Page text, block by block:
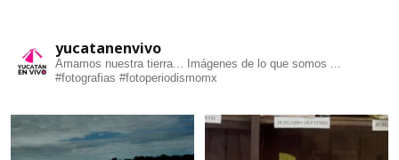
yucatanenvivo
Amamos nuestra tierra... Imágenes de lo que somos ...
#fotografias #fotoperiodismomx